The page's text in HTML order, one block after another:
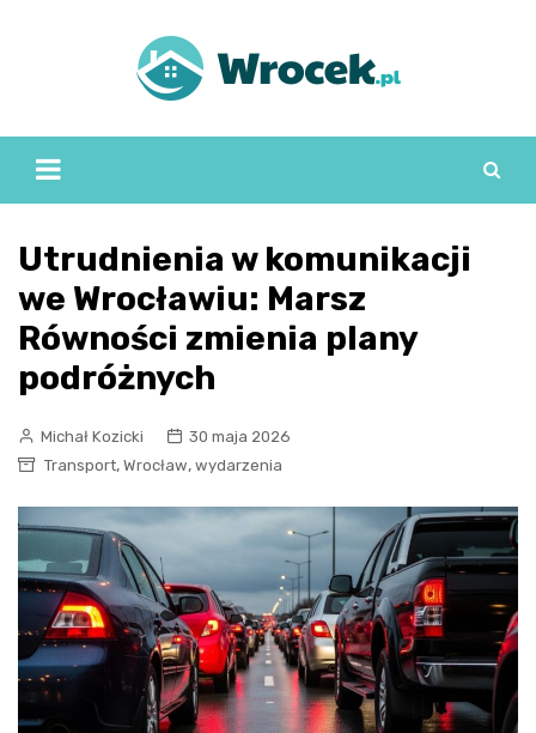
Utrudnienia w komunikacji
we Wrocławiu: Marsz
Równości zmienia plany
podróżnych
Michał Kozicki
30 maja 2026
Transport, Wrocław, wydarzenia